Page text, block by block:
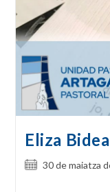
Eliza
Post30 de maiatza